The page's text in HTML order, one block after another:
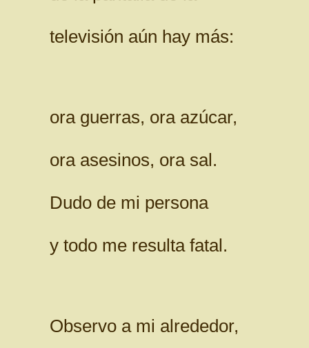
televisión aún hay más:
ora guerras, ora azúcar,
ora asesinos, ora sal.
Dudo de mi persona
y todo me resulta fatal.
Observo a mi alrededor,